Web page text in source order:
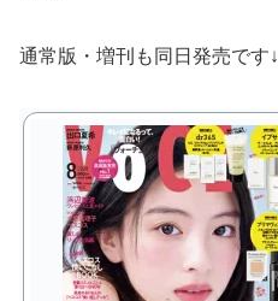
通常版・増刊も同日発売です↓